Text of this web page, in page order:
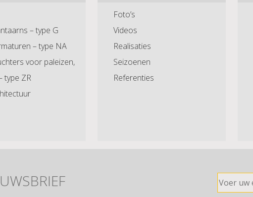
– type G
– type NA
voor paleizen,
type ZR
Foto’s
Videos
Realisaties
Seizoenen
Referenties